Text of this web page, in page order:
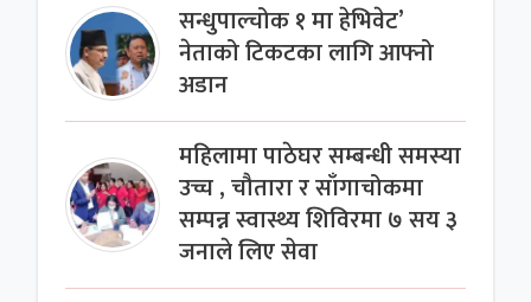
सन्धुपाल्चोक १ मा हेभिवेट’
नेताको टिकटका लागि आफ्नो
अडान
महिलामा पाठेघर सम्बन्धी समस्या
उच्च , चौतारा र साँगाचोकमा
सम्पन्न स्वास्थ्य शिविरमा ७ सय ३
जनाले लिए सेवा